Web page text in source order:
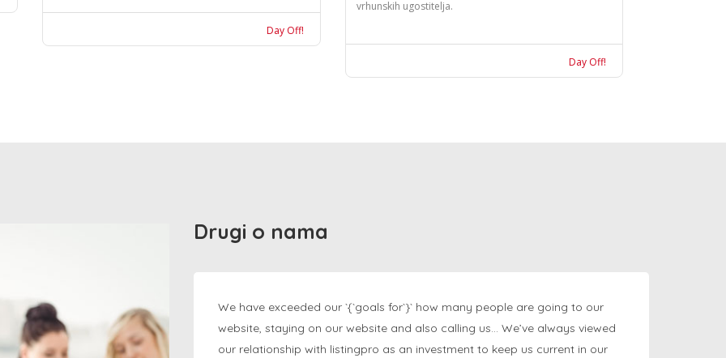
Day Off!
vrhunskih ugostitelja.
Day Off!
Drugi o nama
We have exceeded our `{`goals for`}` how many people are going to our
website, staying on our website and also calling us… We’ve always viewed
our relationship with listingpro as an investment to keep us current in our